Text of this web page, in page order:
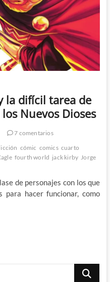
la difícil tarea de
Nuevos Dioses
7 comentarios
cómic comics cuarto
fourth world jack kirby Jorge
de personajes con los que
hacer funcionar, como
Buscar